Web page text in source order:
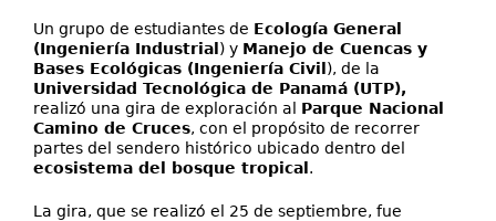
Un grupo de estudiantes de Ecología General
(Ingeniería Industrial ) y Manejo de Cuencas y
Bases Ecológicas (Ingeniería Civil ), de la
Universidad Tecnológica de Panamá (UTP),
realizó una gira de exploración al Parque Nacional
Camino de Cruces, con el propósito de recorrer
partes del sendero histórico ubicado dentro del
ecosistema del bosque tropical .
La gira, que se realizó el 25 de septiembre, fue